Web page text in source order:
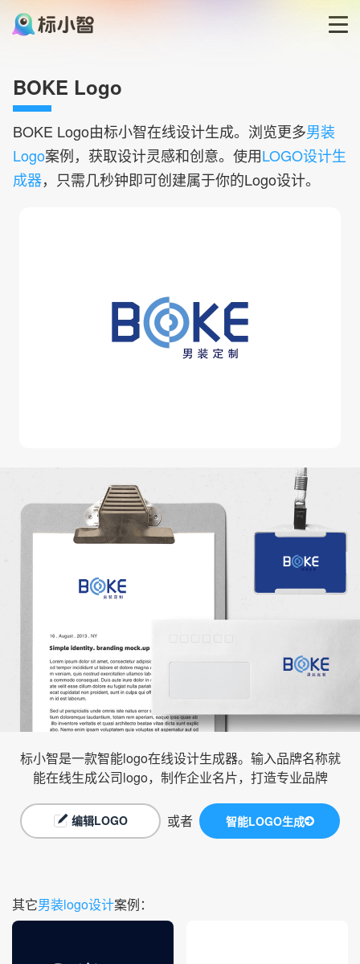
LOGO生成器
LOGO模板
BOKE Logo
BOKE Logo由标小智在线设计生成。浏览更多男装
Logo案例，获取设计灵感和创意。使用LOGO设计生
成器，只需几秒钟即可创建属于你的Logo设计。
标小智是一款智能logo在线设计生成器。输入品牌名称就
能在线生成公司logo，制作企业名片，打造专业品牌
编辑LOGO 或者 智能LOGO生成
其它男装logo设计案例：